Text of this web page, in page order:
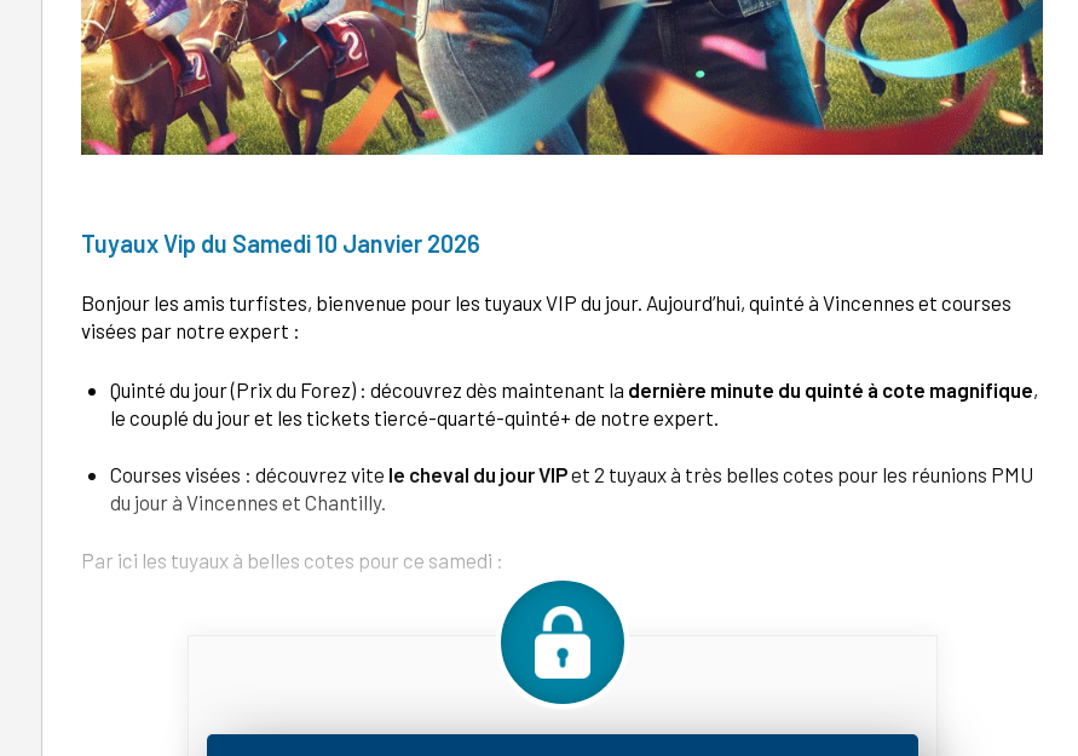
Tuyaux Vip du Samedi 10 Janvier 2026
Bonjour les amis turfistes, bienvenue pour les tuyaux VIP du jour. Aujourd’hui, quinté à Vincennes et courses
visées par notre expert :
Quinté du jour (Prix du Forez) : découvrez dès maintenant la dernière minute du quinté à cote magnifique,
le couplé du jour et les tickets tiercé-quarté-quinté+ de notre expert.
Courses visées : découvrez vite le cheval du jour VIPet 2 tuyaux à très belles cotes pour les réunions PMU
du jour à Vincennes et Chantilly.
Par ici les tuyaux à belles cotes pour ce samedi :